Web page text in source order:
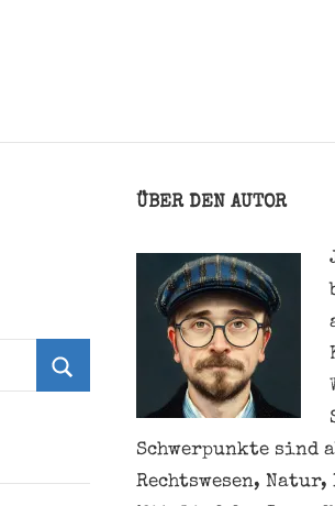
ÜBER DEN AUTOR
Schwerpunkte
Rechtswesen,